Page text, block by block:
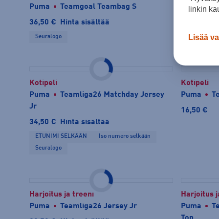
Puma
Teamgoal Teambag S
36,50 €
Hinta sisältää
Seuralogo
Puma
Kotipeli
Puma
Teamliga26 Matchday Jersey
Jr
34,50 €
Hinta sisältää
ETUNIMI SELKÄÄN
Iso numero selkään
Seuralogo
Kotipeli
Puma
16,50 €
Harjoitus ja treeni
Puma
Teamliga26 Jersey Jr
Harjoitus
Puma
linkin
Lisää